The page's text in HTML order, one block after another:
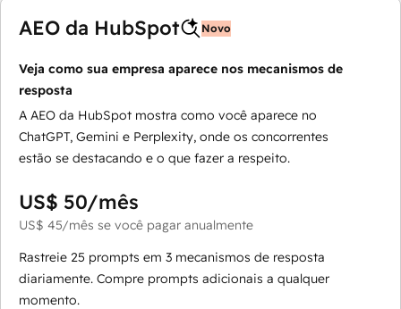
AEO da HubSpot Novo
Veja como sua empresa aparece nos mecanismos de
resposta
A AEO da HubSpot mostra como você aparece no
ChatGPT, Gemini e Perplexity, onde os concorrentes
estão se destacando e o que fazer a respeito.
US$ 50/mês
US$ 45/mês se você pagar anualmente
Rastreie 25 prompts em 3 mecanismos de resposta
diariamente. Compre prompts adicionais a qualquer
momento.